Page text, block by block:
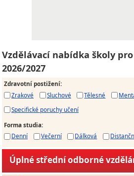
Vzdělávací nabídka školy
2026/2027
Zdravotní postižení:
Zrakové
Sluchové Tělesné
Specifické poruchy učení
Forma studia:
Denní
Večerní Dálková
Úplné střední odborné